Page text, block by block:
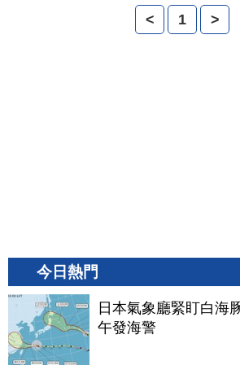
< 1 >
今日熱門
日本氣象廳緊盯白海
午發海警